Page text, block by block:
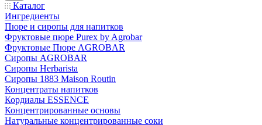
Каталог
Ингредиенты
Пюре и сиропы для напитков
Фруктовые пюре Purex by Agrobar
Фруктовые Пюре AGROBAR
Сиропы AGROBAR
Сиропы Herbarista
Сиропы 1883 Maison Routin
Концентраты напитков
Кордиалы ESSENCE
Концентрированные основы
Натуральные концентрированные соки